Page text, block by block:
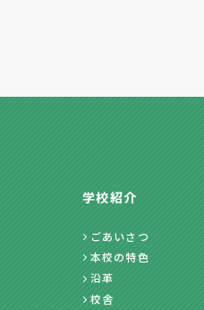
学校紹介
ごあいさつ
本校の特色
沿革
校舎